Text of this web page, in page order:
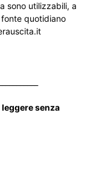
sono utilizzabili, a
quotidiano
senza